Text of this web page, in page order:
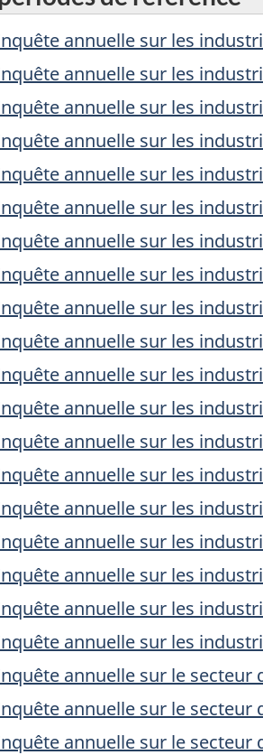
annuelle sur les
annuelle sur les
annuelle sur les
annuelle sur les
annuelle sur les
annuelle sur les
annuelle sur les
annuelle sur les
annuelle sur les
annuelle sur les
annuelle sur les
annuelle sur les
annuelle sur les
annuelle sur les
annuelle sur les
annuelle sur les
annuelle sur les
annuelle sur les
annuelle sur les
annuelle sur le secteur
annuelle sur le secteur
annuelle sur le secteur